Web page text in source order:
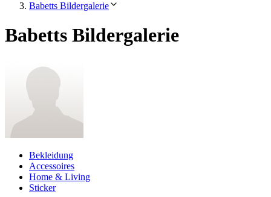
Babetts Bildergalerie
Babetts Bildergalerie
Bekleidung
Accessoires
Home & Living
Sticker